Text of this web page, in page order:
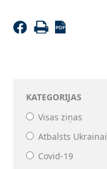
KATEGORIJAS
Visas ziņas
Atbalsts Ukrainai
Covid-19